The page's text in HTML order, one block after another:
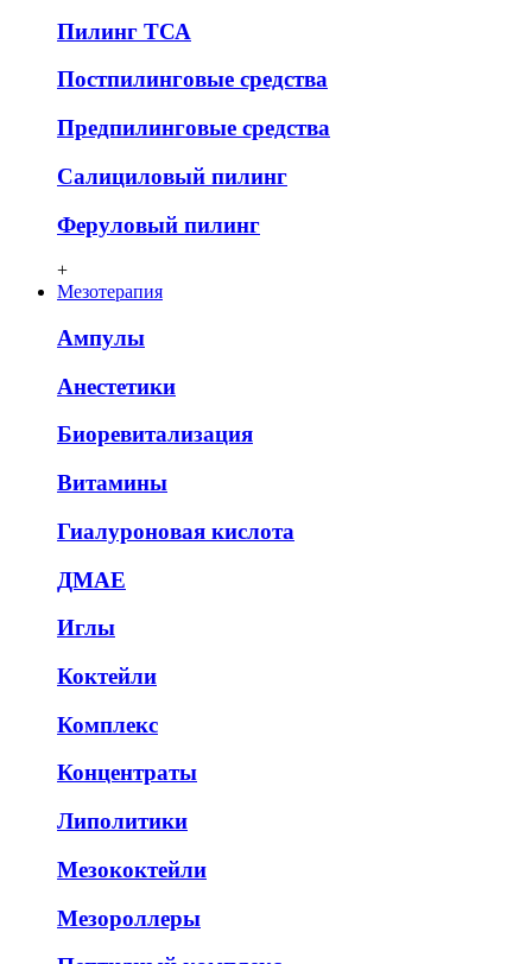
Пилинг ТСА
Постпилинговые средства
Предпилинговые средства
Салициловый пилинг
Феруловый пилинг
+
Мезотерапия
Ампулы
Анестетики
Биоревитализация
Витамины
Гиалуроновая кислота
ДМАЕ
Иглы
Коктейли
Комплекс
Концентраты
Липолитики
Мезококтейли
Мезороллеры